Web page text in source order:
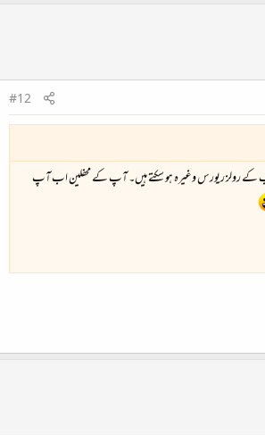
#12
اب کے رولز ریورس وغیرہ ہو سکتے ہیں۔ آپ کے محفلین اب آپ